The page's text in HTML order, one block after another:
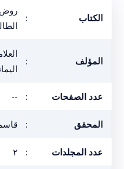
الكتاب :
روض
المؤلف :
عدد الصفحات :
--
المحقق :
عدد المجلدات : ٢